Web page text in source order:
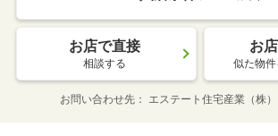
お店で直接
相談する
お
似た物件
お問い合わせ先 エステート住宅産業（株